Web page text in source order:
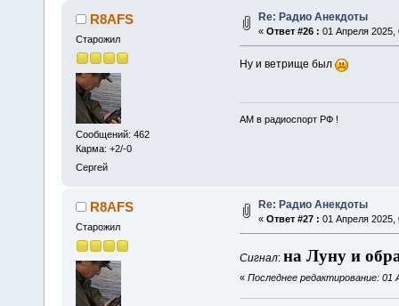
R8AFS
Старожил
Сообщений: 462
Карма: +2/-0
Сергей
Re: Радио Анекдоты
« Ответ #26 : 01 Апреля 2025,
Ну и ветрище был
АМ в радиоспорт РФ !
R8AFS
Старожил
Re: Радио Анекдоты
« Ответ #27 : 01 Апреля 2025,
Сигнал: на Луну и
« Последнее редактирование: 01